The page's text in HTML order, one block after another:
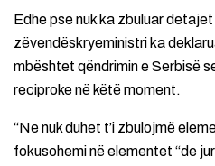
Edhe pse nuk ka zbuluar
zëvendëskryeministri ka
mbështet qëndrimin e Serbisë
reciproke në këtë moment.
“Ne nuk duhet t’i zbulojmë
fokusohemi në elementet “de